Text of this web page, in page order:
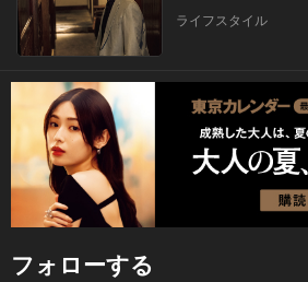
ライフスタイル
フォローする